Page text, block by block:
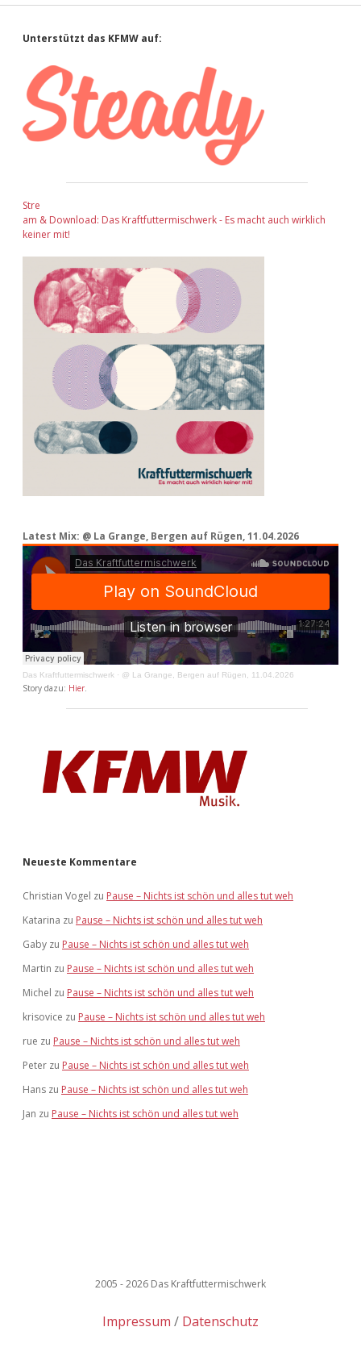
Sidebar
Unterstützt das KFMW auf:
Stre
am & Download: Das Kraftfuttermischwerk - Es macht auch wirklich
keiner mit!
Latest Mix: @ La Grange, Bergen auf Rügen, 11.04.2026
Das Kraftfuttermischwerk · @ La Grange, Bergen auf Rügen, 11.04.2026
Story dazu: Hier.
Neueste Kommentare
Christian Vogel zu Pause – Nichts ist schön und alles tut weh
Katarina zu Pause – Nichts ist schön und alles tut weh
Gaby zu Pause – Nichts ist schön und alles tut weh
Martin zu Pause – Nichts ist schön und alles tut weh
Michel zu Pause – Nichts ist schön und alles tut weh
krisovice zu Pause – Nichts ist schön und alles tut weh
rue zu Pause – Nichts ist schön und alles tut weh
Peter zu Pause – Nichts ist schön und alles tut weh
Hans zu Pause – Nichts ist schön und alles tut weh
Jan zu Pause – Nichts ist schön und alles tut weh
2005 - 2026 Das Kraftfuttermischwerk
Impressum Datenschutz